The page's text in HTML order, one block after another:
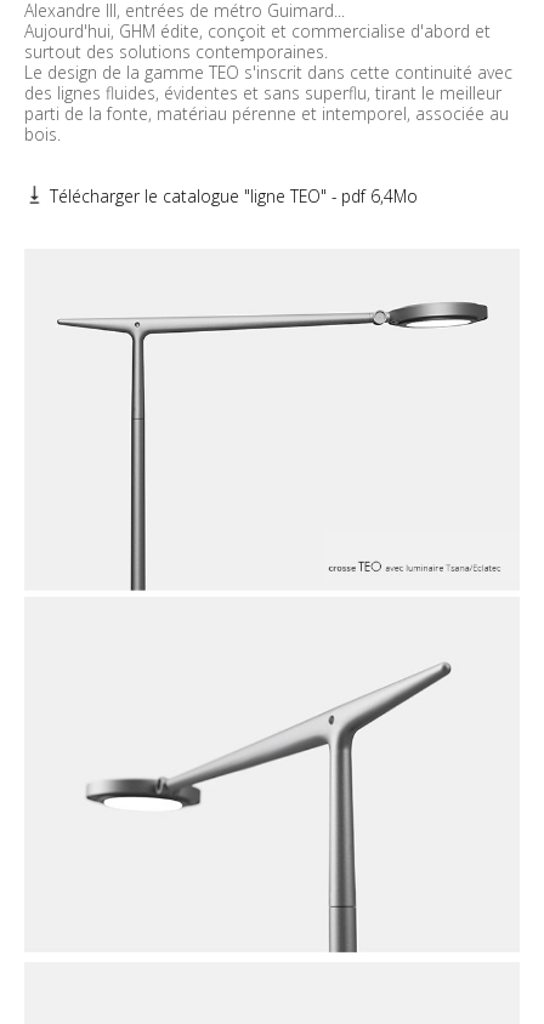
Alexandre III, entrées de métro Guimard...
Aujourd'hui, GHM édite, conçoit et commercialise d'abord et
surtout des solutions contemporaines.
Le design de la gamme TEO s'inscrit dans cette continuité avec
des lignes fluides, évidentes et sans superflu, tirant le meilleur
parti de la fonte, matériau pérenne et intemporel, associée au
bois.
Télécharger le catalogue "ligne TEO" - pdf 6,4Mo